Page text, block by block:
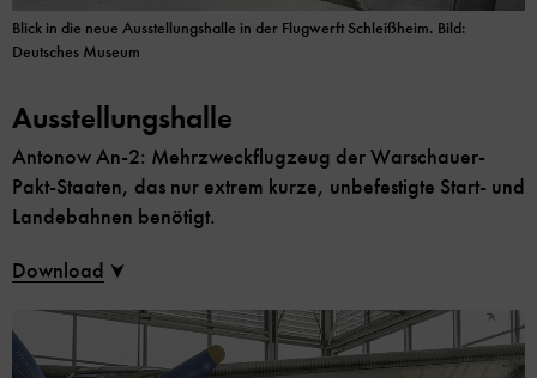
Blick in die neue Ausstellungshalle in der Flugwerft Schleißheim. Bild:
Deutsches Museum
Ausstellungshalle
Antonow An-2: Mehrzweckflugzeug der Warschauer-
Pakt-Staaten, das nur extrem kurze, unbefestigte Start- und
Landebahnen benötigt.
Download